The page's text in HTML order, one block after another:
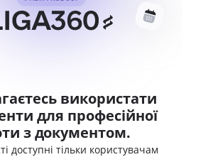
використати
для професійної
з документом.
доступні тільки користувачам